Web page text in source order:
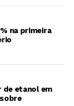
na primeira
de etanol em